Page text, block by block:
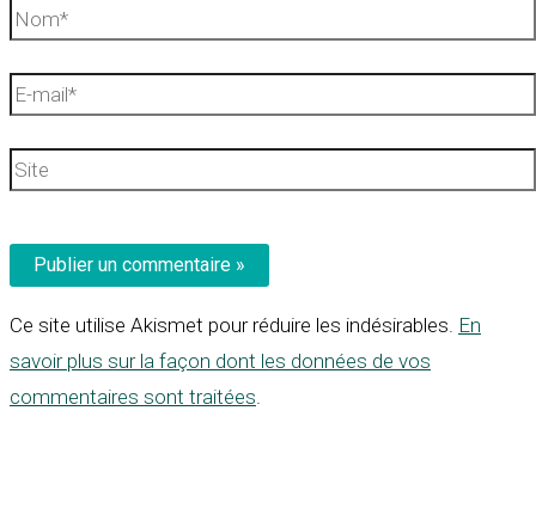
Nom*
E-
Site
Ce site utilise Akismet pour réduire les indésirables. En
savoir plus sur la façon dont les données de vos
commentaires sont traitées